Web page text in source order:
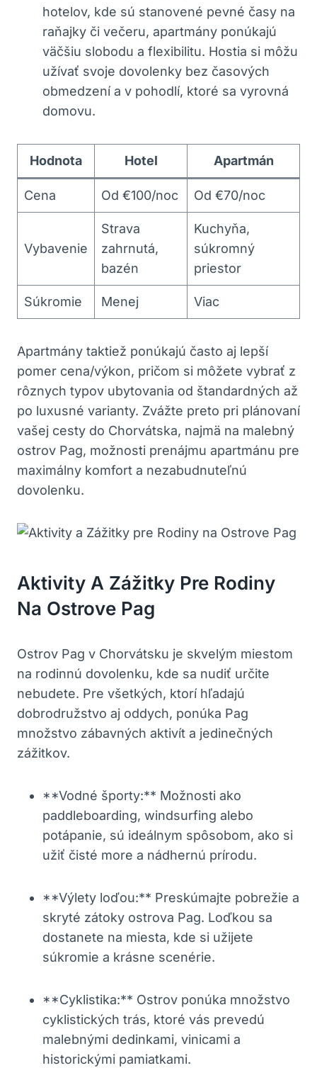
hotelov, kde sú stanovené pevné časy na
raňajky či večeru, apartmány ponúkajú
väčšiu slobodu a flexibilitu. Hostia si môžu
užívať svoje dovolenky bez časových
obmedzení a v pohodlí, ktoré sa vyrovná
domovu.
Hodnota Hotel Apartmán
Cena Od €100/noc Od €70/noc
Vybavenie
Strava
zahrnutá,
bazén
Kuchyňa,
súkromný
priestor
Súkromie Menej Viac
Apartmány taktiež ponúkajú často aj lepší
pomer cena/výkon, pričom si môžete vybrať z
rôznych typov ubytovania od štandardných až
po luxusné varianty. Zvážte preto pri plánovaní
vašej cesty do Chorvátska, najmä na malebný
ostrov Pag, možnosti prenájmu apartmánu pre
maximálny komfort a nezabudnuteľnú
dovolenku.
Aktivity A Zážitky Pre Rodiny
Na Ostrove Pag
Ostrov Pag v Chorvátsku je skvelým miestom
na rodinnú dovolenku, kde sa nudiť určite
nebudete. Pre všetkých, ktorí hľadajú
dobrodružstvo aj oddych, ponúka Pag
množstvo zábavných aktivít a jedinečných
zážitkov.
**Vodné športy:** Možnosti ako
paddleboarding, windsurfing alebo
potápanie, sú ideálnym spôsobom, ako si
užiť čisté more a nádhernú prírodu.
**Výlety loďou:** Preskúmajte pobrežie a
skryté zátoky ostrova Pag. Loďkou sa
dostanete na miesta, kde si užijete
súkromie a krásne scenérie.
**Cyklistika:** Ostrov ponúka množstvo
cyklistických trás, ktoré vás prevedú
malebnými dedinkami, vinicami a
historickými pamiatkami.